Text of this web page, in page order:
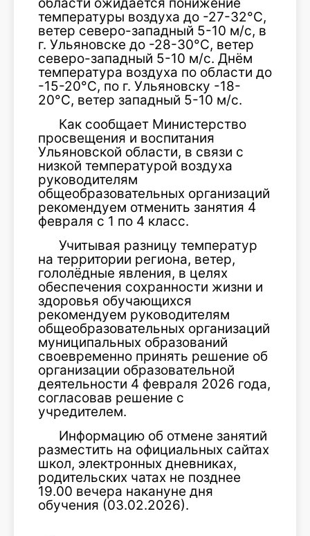
области ожидается понижение
температуры воздуха до -27-32°C,
ветер северо-западный 5-10 м/с, в
г. Ульяновске до -28-30°C, ветер
северо-западный 5-10 м/с. Днём
температура воздуха по области до
-15-20°C, по г. Ульяновску -18-
20°C, ветер западный 5-10 м/с.
Как сообщает Министерство
просвещения и воспитания
Ульяновской области, в связи с
низкой температурой воздуха
руководителям
общеобразовательных организаций
рекомендуем отменить занятия 4
февраля с 1 по 4 класс.
Учитывая разницу температур
на территории региона, ветер,
гололёдные явления, в целях
обеспечения сохранности жизни и
здоровья обучающихся
рекомендуем руководителям
общеобразовательных организаций
муниципальных образований
своевременно принять решение об
организации образовательной
деятельности 4 февраля 2026 года,
согласовав решение с
учредителем.
Информацию об отмене занятий
разместить на официальных сайтах
школ, электронных дневниках,
родительских чатах не позднее
19.00 вечера накануне дня
обучения (03.02.2026).